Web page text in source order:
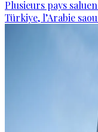
Plusieurs pays
Türkiye, l’Arabie